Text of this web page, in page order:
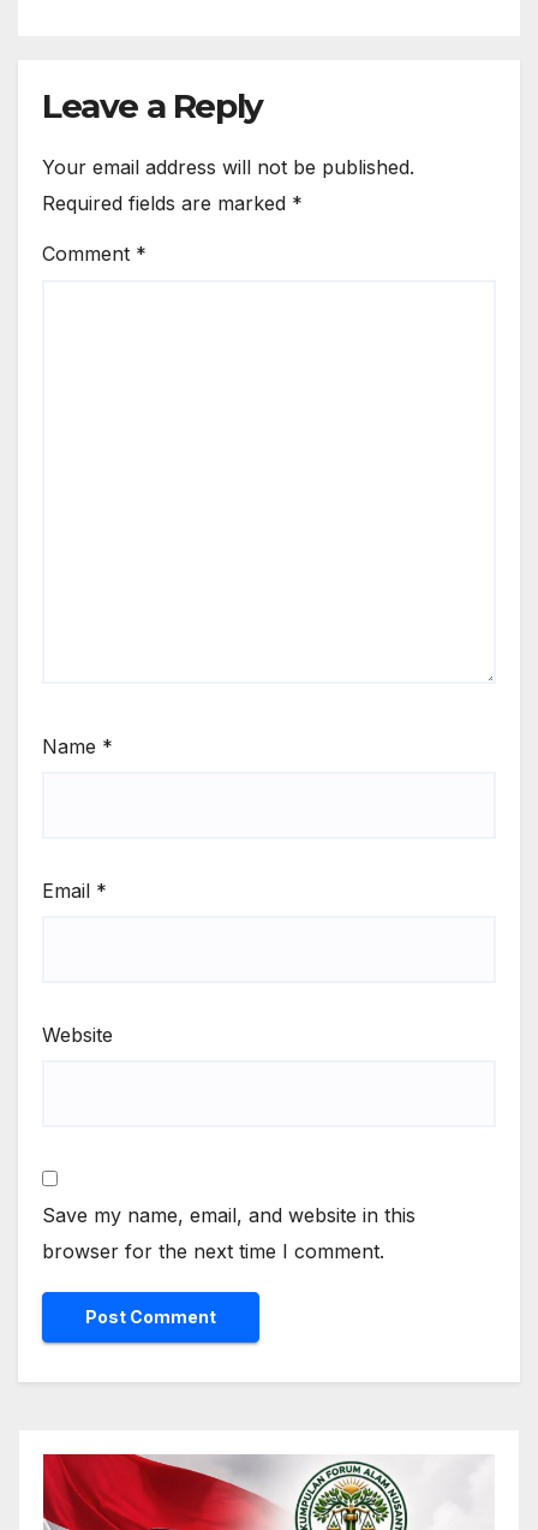
Leave a Reply
Your email address will not be published.
Required fields are marked *
Comment *
Name *
Email *
Website
Save my name, email, and website in this
browser for the next time I comment.